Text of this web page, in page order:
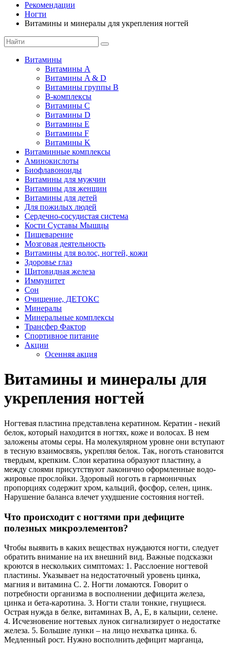
Рекомендации
Ногти
Витамины и минералы для укрепления ногтей
Витамины
Витамины А
Витамины A & D
Витамины группы B
B-комплексы
Витамины C
Витамины D
Витамины E
Витамины F
Витамины K
Витаминные комплексы
Аминокислоты
Биофлавоноиды
Витамины для мужчин
Витамины для женщин
Витамины для детей
Для пожилых людей
Сердечно-сосудистая система
Кости Суставы Мышцы
Пищеварение
Мозговая деятельность
Витамины для волос, ногтей, кожи
Здоровье глаз
Щитовидная железа
Иммунитет
Сон
Очищение, ДЕТОКС
Минералы
Минеральные комплексы
Трансфер Фактор
Спортивное питание
Акции
Осенняя акция
Витамины и минералы для
укрепления ногтей
Ногтевая пластина представлена кератином. Кератин - некий
белок, который находится в ногтях, коже и волосах. В нем
заложены атомы серы. На молекулярном уровне они вступают
в тесную взаимосвязь, укрепляя белок. Так, ноготь становится
твердым, крепким. Слои кератина образуют пластину, а
между слоями присутствуют лаконично оформленные водо-
жировые прослойки. Здоровый ноготь в гармоничных
пропорциях содержит хром, кальций, фосфор, селен, цинк.
Нарушение баланса влечет ухудшение состояния ногтей.
Что происходит с ногтями при дефиците
полезных микроэлементов?
Чтобы выявить в каких веществах нуждаются ногти, следует
обратить внимание на их внешний вид. Важные подсказки
кроются в нескольких симптомах: 1. Расслоение ногтевой
пластины. Указывает на недостаточный уровень цинка,
магния и витамина С. 2. Ногти ломаются. Говорит о
потребности организма в восполнении дефицита железа,
цинка и бета-каротина. 3. Ногти стали тонкие, гнущиеся.
Острая нужда в белке, витаминах В, А, Е, в кальции, селене.
4. Исчезновение ногтевых лунок сигнализирует о недостатке
железа. 5. Большие лунки – на лицо нехватка цинка. 6.
Медленный рост. Нужно восполнить дефицит марганца,